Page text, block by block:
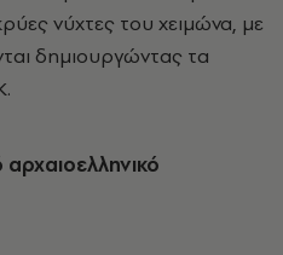
νύχτες του χειμώνα, με
δημιουργώντας τα
αρχαιοελληνικό